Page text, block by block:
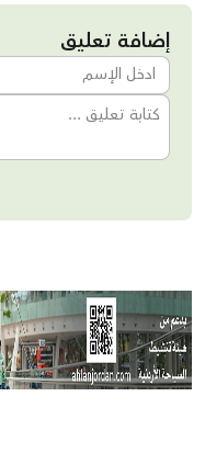
إضافة تعليق